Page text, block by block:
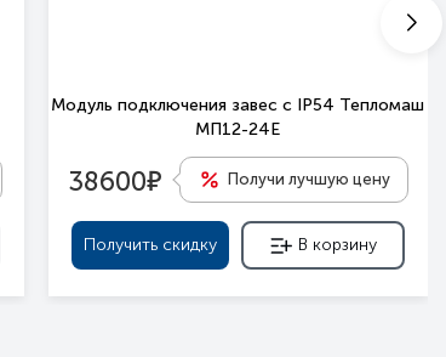
Модуль подключения завес c IP54 Тепломаш
МП12-24Е
38600е Получи лучшую цену
Получить скидку В корзину